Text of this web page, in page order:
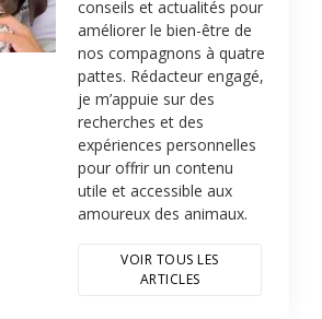
conseils et actualités pour
améliorer le bien-être de
nos compagnons à quatre
pattes. Rédacteur engagé,
je m’appuie sur des
recherches et des
expériences personnelles
pour offrir un contenu
utile et accessible aux
amoureux des animaux.
VOIR TOUS LES
ARTICLES